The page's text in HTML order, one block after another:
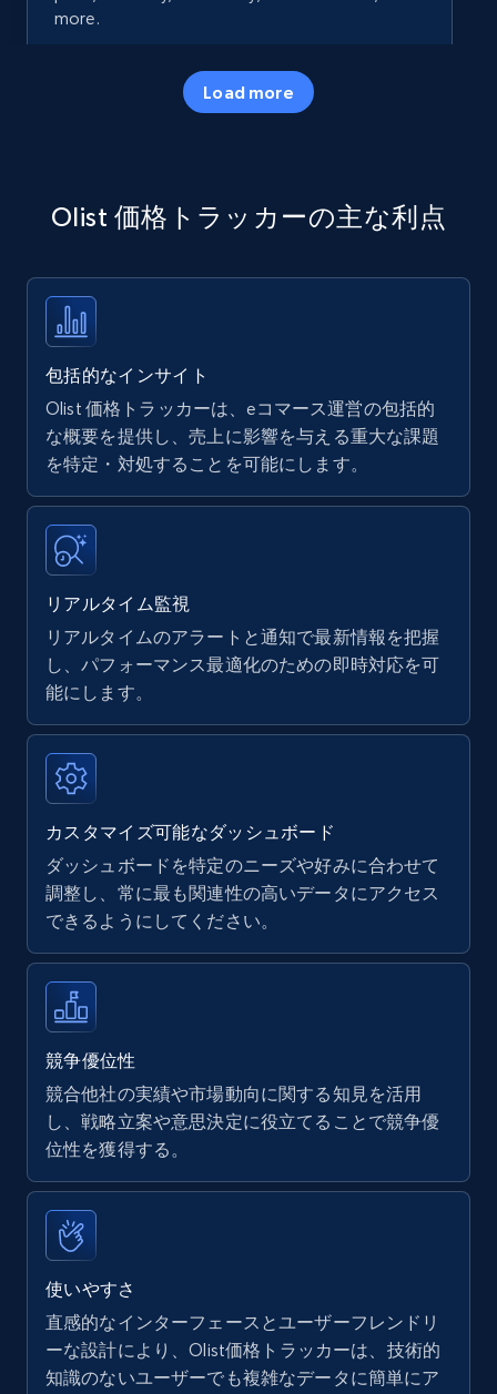
more.
5.7K+ 今すぐ始める
specific keywords
price, Currency, Availability, Reviews count, and
more.
Amazon products - find products by using
upc numbers
Title, Seller name, Brand, Description, Initial
price, Currency, Availability, Reviews count, and
more.
35.3K+ 5.7K+ 今すぐ始める
URL, Product name, Product rating, Product
rating object, Product rating max, Rating,
Author name, Asin, and more.
7.4K+ 872+ 今すぐ始める
Walmart - products
URL, Final price, Sku, Currency, Gtin,
Specifications, Image urls, Top reviews, and
more.
5.6K+
Walmart - products - Find new products by
using specific category URL
URL, Final price, Sku, Currency, Gtin,
Specifications, Image urls, Top reviews, and
more.
Load more
Olist 価格トラッカーの主な利点
包括的なインサイト
Olist 価格トラッカーは、eコマース運営の包括的
な概要を提供し、売上に影響を与える重大な課題
を特定・対処することを可能にします。
リアルタイム監視
リアルタイムのアラートと通知で最新情報を把握
し、パフォーマンス最適化のための即時対応を可
能にします。
カスタマイズ可能なダッシュボード
ダッシュボードを特定のニーズや好みに合わせて
調整し、常に最も関連性の高いデータにアクセス
できるようにしてください。
競争優位性
競合他社の実績や市場動向に関する知見を活用
し、戦略立案や意思決定に役立てることで競争優
位性を獲得する。
使いやすさ
直感的なインターフェースとユーザーフレンドリ
ーな設計により、Olist価格トラッカーは、技術的
知識のないユーザーでも複雑なデータに簡単にア